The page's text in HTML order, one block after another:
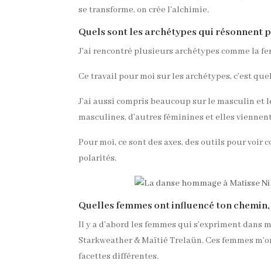
se transforme, on crée l’alchimie.
Quels sont les archétypes qui résonnent
J’ai rencontré plusieurs archétypes comme la
Ce travail pour moi sur les archétypes, c’est
J’ai aussi compris beaucoup sur le masculin
masculines, d’autres féminines et elles
Pour moi, ce sont des axes, des outils pour
polarités.
Quelles femmes ont influencé ton
Il y a d’abord les femmes qui s’expriment dans
Starkweather & Maïtié Trelaün. Ces femmes
facettes différentes.